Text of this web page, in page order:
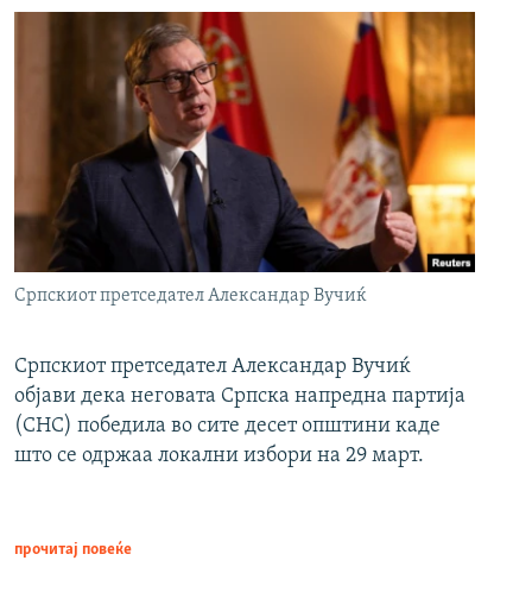
Српскиот претседател Александар Вучиќ
Српскиот претседател Александар Вучиќ
објави дека неговата Српска напредна партија
(СНС) победила во сите десет општини каде
што се одржаа локални избори на 29 март.
прочитај повеќе